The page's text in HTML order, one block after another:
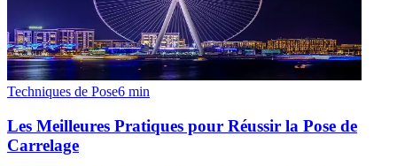
Techniques de Pose6 min
Les Meilleures Pratiques pour Réussir la Pose de
Carrelage